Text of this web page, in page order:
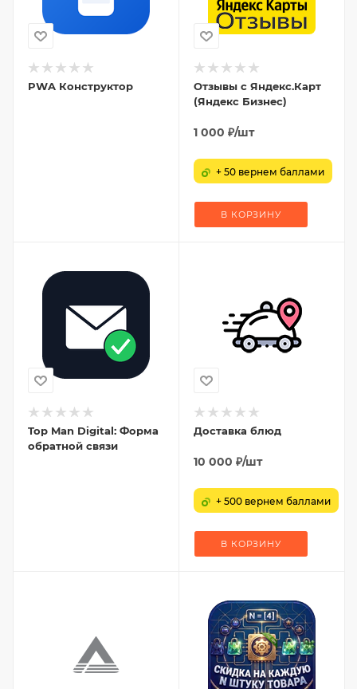
PWA Конструктор
Отзывы с Яндекс.Карт
(Яндекс Бизнес)
1 000 ₽/шт
+ 50 вернем баллами
В КОРЗИНУ
Top Man Digital: Форма
обратной связи
Доставка блюд
10 000 ₽/шт
+ 500 вернем баллами
В КОРЗИНУ